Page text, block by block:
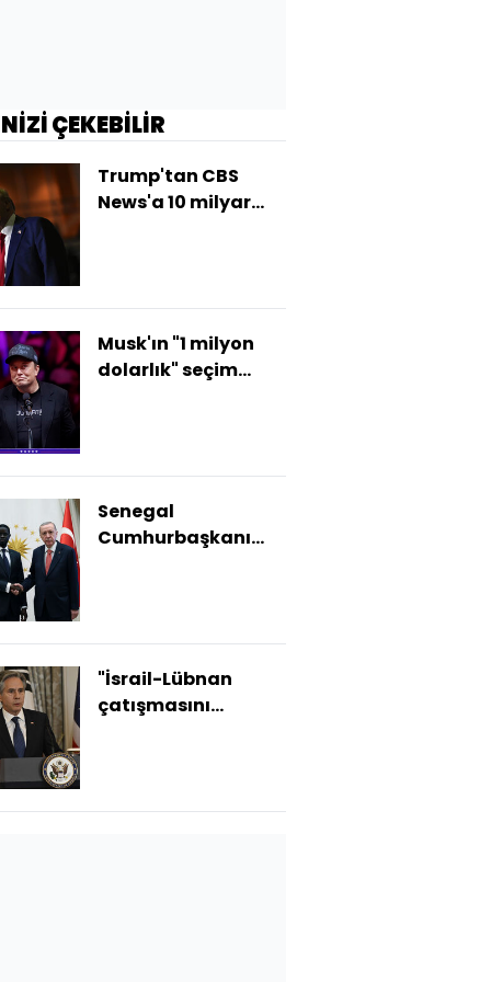
ÇEKEBİLİR
Trump'tan CBS
News'a 10 milyar
Musk'ın "1 milyon
dolarlık" seçim
Senegal
Cumhurbaşkanı
"İsrail-Lübnan
çatışmasını